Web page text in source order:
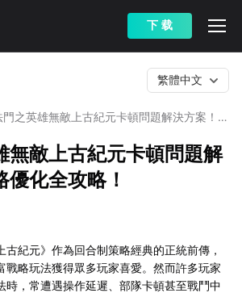
下 载
門之英雄無敵上古紀元卡頓問題解決方案！網
繁體中文
無敵上古紀元卡頓問題解
化全攻略！
古紀元》作為回合制策略經典的正統前傳，
戰略玩法獲得眾多玩家喜愛。然而許多玩家
時，常遭遇操作延遲、部隊卡頓甚至戰鬥中